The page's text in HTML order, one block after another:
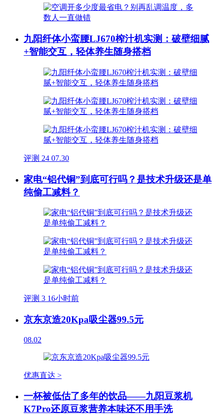
九阳纤体小蛮腰LJ670榨汁机实测：破壁细腻
+智能交互，轻体养生随身搭档
评测 24 07.30
家电“铝代铜”到底可行吗？是技术升级还是单
纯偷工减料？
评测 3 16小时前
京东京造20Kpa吸尘器99.5元
08.02
优惠直达 >
一杯被低估了多年的饮品——九阳豆浆机
K7Pro还原豆浆营养本味还不用手洗